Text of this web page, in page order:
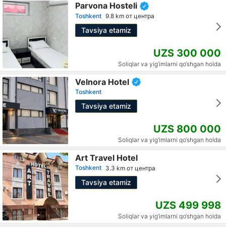
Parvona Hosteli
Toshkent 9.8 km от центра
Tavsiya etamiz
UZS 300 000
Soliqlar va yig‘imlarni qo‘shgan holda
Velnora Hotel
Toshkent
Tavsiya etamiz
UZS 800 000
Soliqlar va yig‘imlarni qo‘shgan holda
Art Travel Hotel
Toshkent 3.3 km от центра
Tavsiya etamiz
UZS 499 998
Soliqlar va yig‘imlarni qo‘shgan holda